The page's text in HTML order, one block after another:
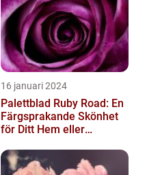
16 januari 2024
Palettblad Ruby Road: En
Färgsprakande Skönhet
för Ditt Hem eller